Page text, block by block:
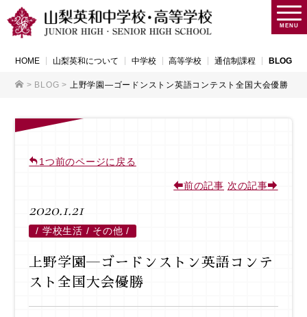
MENU
HOME 山梨英和について 中学校 高等学校 通信制課程 BLOG
> BLOG > 上野学園―ゴードンストン英語コンテスト全国大会優勝
1つ前のページに戻る
前の記事 次の記事
2020.1.21
/ 学校生活 / その他 /
上野学園―ゴードンストン英語コンテ
スト全国大会優勝